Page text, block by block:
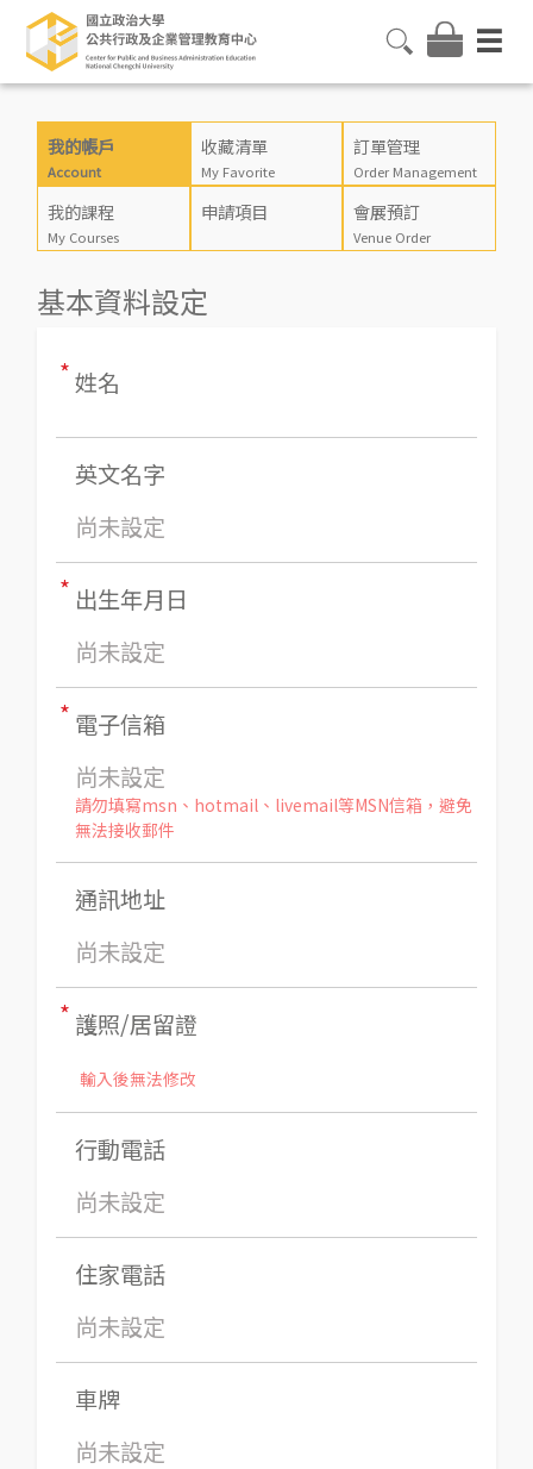
我的帳戶
Account
收藏清單
My Favorite
訂單管理
Order Management
我的課程
My Courses
申請項目 會展預訂
Venue Order
基本資料設定
*姓名
英文名字
尚未設定
* 出生年月日
尚未設定
* 電子信箱
尚未設定
請勿填寫msn、hotmail、livemail等MSN信箱，避免
無法接收郵件
通訊地址
尚未設定
* 護照/居留證
輸入後無法修改
行動電話
尚未設定
住家電話
尚未設定
車牌
尚未設定